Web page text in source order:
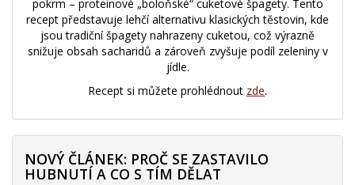
pokrm – proteinové „boloňské“ cuketové špagety. Tento
recept představuje lehčí alternativu klasických těstovin, kde
jsou tradiční špagety nahrazeny cuketou, což výrazně
snižuje obsah sacharidů a zároveň zvyšuje podíl zeleniny v
jídle.
Recept si můžete prohlédnout zde.
NOVÝ ČLÁNEK: PROČ SE ZASTAVILO
HUBNUTÍ A CO S TÍM DĚLAT